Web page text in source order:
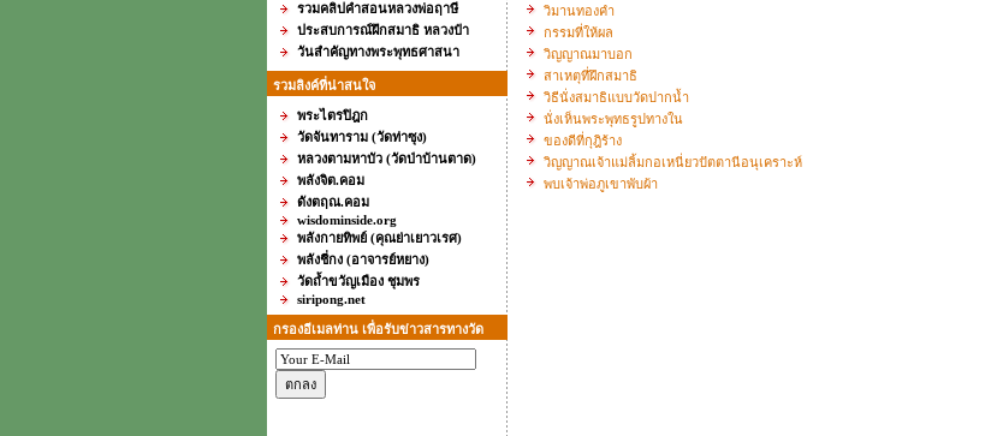
รวมคลิปคำสอนหลวงพ่อฤาษี
ประสบการณ์ฝึกสมาธิ หลวงป๋า
วันสำคัญทางพระพุทธศาสนา
รวมลิงค์ที่น่าสนใจ
พระไตรปิฎก
วัดจันทาราม (วัดท่าซุง)
หลวงตามหาบัว (วัดป่าบ้านตาด)
พลังจิต.คอม
ดังตฤณ.คอม
wisdominside.org
พลังกายทิพย์ (คุณย่าเยาวเรศ)
พลังชี่กง (อาจารย์หยาง)
วัดถ้ำขวัญเมือง ชุมพร
siripong.net
กรองอีเมลท่าน เพื่อรับข่าวสารทางวัด
วิมานทองคำ
กรรมที่ให้ผล
วิญญาณมาบอก
สาเหตุที่ฝึกสมาธิ
วิธีนั่งสมาธิแบบวัดปากน้ำ
นั่งเห็นพระพุทธรูปทางใน
ของดีที่กุฎิร้าง
วิญญาณเจ้าแม่ลิ้มกอเหนี่ยวปัตตานีอนุเคราะห์
พบเจ้าพ่อภูเขาพับผ้า